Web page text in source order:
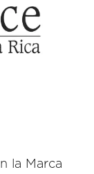
la Marca